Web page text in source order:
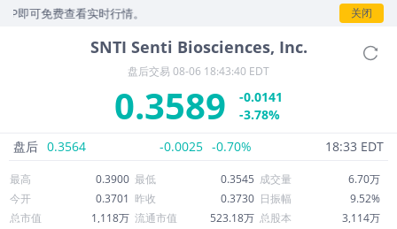
免费查看实时行情。 关闭
SNTI Senti Biosciences, Inc.
盘后交易 08-06 18:43:40 EDT
0.3589
-0.0141
-3.78%
盘后 0.3564 -0.0025 -0.70% 18:33 EDT
最高 0.3900 最低 0.3545 成交量
6.70万
今开
0.3701 昨收 0.3730 日振幅
9.52%
总市值
1,118万 流通市值 523.18万 总股本
3,114万